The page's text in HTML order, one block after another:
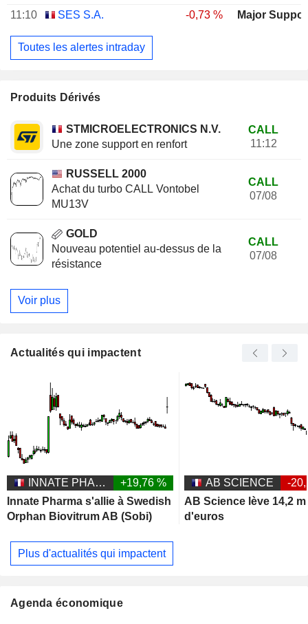
11:10
SES S.A. -0,73 %
Toutes les alertes intraday
Produits Dérivés
STMICROELECTRONICS N.V.
Une zone support en renfort
CALL
11:12
RUSSELL 2000
Achat du turbo CALL Vontobel
MU13V
CALL
07/08
GOLD
Nouveau potentiel au-dessus de la
résistance
CALL
07/08
Voir plus
Actualités qui impactent
INNATE PHARMA
+19,76 %
Innate Pharma s'allie à Swedish
Orphan Biovitrum AB (Sobi)
AB SCIENCE
-
AB Science lève 14,2
d'euros
Plus d'actualités qui impactent
Agenda économique